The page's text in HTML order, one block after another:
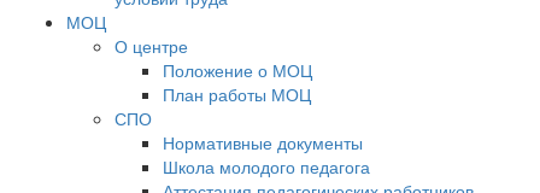
МОЦ
О центре
Положение о МОЦ
План работы МОЦ
СПО
Нормативные документы
Школа молодого педагога